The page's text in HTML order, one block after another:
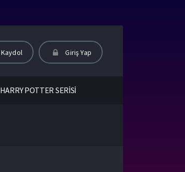
Kaydol Giriş Yap
HARRY POTTER SERİSİ